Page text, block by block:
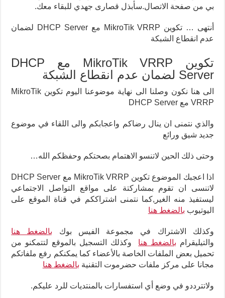
بي من صفحة الاتصال.سأبذل قصارى جهدي للبقاء معك.
أنتهى … تكوين MikroTik VRRP مع DHCP Server لضمان
عدم انقطاع الشبكة
تكوين MikroTik VRRP مع DHCP
Server لضمان عدم انقطاع الشبكة
الى هنا نكون وصلنا الى نهاية موضوعنا اليوم تكوين MikroTik
VRRP مع DHCP Server
والذي نتمنى ان ينال رضاكم واعجابكم والى اللقاء في موضوع
جديد شيق ورائع
وحتى ذلك الحين لاتنسو الاهتمام بصحتكم وحفظكم الله…
اذا اعجبك الموضوع تكوين MikroTik VRRP مع DHCP Server
لاتنسى ان تقوم بمشاركتة على مواقع التواصل الاجتماعي
ليستفيذ منه الغير,كما نتمنى اشتراككم في قناة الموقع على
اليوتيوب بالضغط هنا
وكذلك الاشتراك في مجموعة الفيس بوك
بالضغط هنا
والتيليقرام بالضغط هنا
وكذلك التسجيل بالموقع لتتمكنو من
تحميل بعض الملفات الخاصة بالأعضاء كما يمكنكم رفع ملفاتكم
مجانا على مركز ملفات حضرموت التقنية بالضغط هنا
ولاتترددو في وضع أي استفسارات بالمنتديات للرد عليكم.